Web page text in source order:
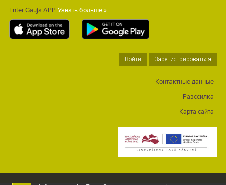
Enter Gauja APP Узнать больше »
Войти Зарегистрироваться
Контактные данные
Разссилка
Карта сайта